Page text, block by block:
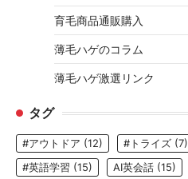
育毛商品通販購入
薄毛ハゲのコラム
薄毛ハゲ激選リンク
タグ
#アウトドア (12) #トライズ (7)
#英語学習 (15) AI英会話 (15)